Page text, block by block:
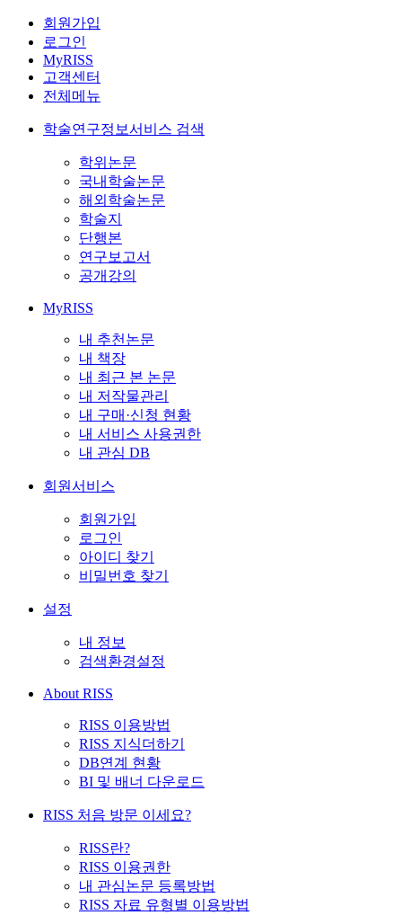
회원가입
로그인
MyRISS
고객센터
전체메뉴
학술연구정보서비스 검색
학위논문
국내학술논문
해외학술논문
학술지
단행본
연구보고서
공개강의
MyRISS
내 추천논문
내 책장
내 최근 본 논문
내 저작물관리
내 구매·신청 현황
내 서비스 사용권한
내 관심 DB
회원서비스
회원가입
로그인
아이디 찾기
비밀번호 찾기
설정
내 정보
검색환경설정
About RISS
RISS 이용방법
RISS 지식더하기
DB연계 현황
BI 및 배너 다운로드
RISS 처음 방문 이세요?
RISS란?
RISS 이용권한
내 관심논문 등록방법
RISS 자료 유형별 이용방법